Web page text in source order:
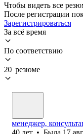
Чтобы видеть все
После регистрации
Зарегистрироваться
За всё время
По соответствию
20 резюме
менеджер,
40 лет • Была 17